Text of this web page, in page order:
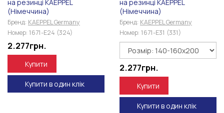
на резинці KAEPPEL
(Німеччина)
Бренд: KAEPPEL Germany
Номер: 1671-E24 (324)
2.277грн.
Купити
Купити в один клік
на резинці KAEPPEL
(Німеччина)
Бренд: KAEPPEL Germany
Номер: 1671-E31 (331)
2.277грн.
Купити
Купити в один клік